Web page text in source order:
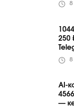
8
250
8
AI-
—